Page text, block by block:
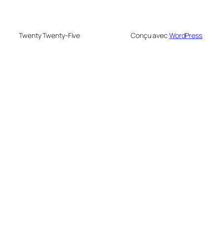
Twenty Twenty-Five Conçu avec WordPress